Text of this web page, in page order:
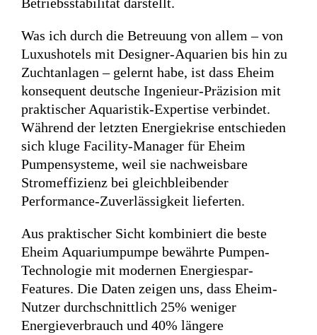
Was ich durch die Betreuung von allem – von
Luxushotels mit Designer-Aquarien bis hin zu
Zuchtanlagen – gelernt habe, ist dass Eheim
konsequent deutsche Ingenieur-Präzision mit
praktischer Aquaristik-Expertise verbindet.
Während der letzten Energiekrise entschieden
sich kluge Facility-Manager für Eheim
Pumpensysteme, weil sie nachweisbare
Stromeffizienz bei gleichbleibender
Performance-Zuverlässigkeit lieferten.
Aus praktischer Sicht kombiniert die beste
Eheim Aquariumpumpe bewährte Pumpen-
Technologie mit modernen Energiespar-
Features. Die Daten zeigen uns, dass Eheim-
Nutzer durchschnittlich 25% weniger
Energieverbrauch und 40% längere